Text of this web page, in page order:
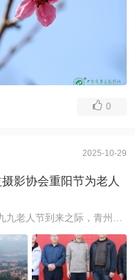
0
2025-10-29
影协会重阳节为老人